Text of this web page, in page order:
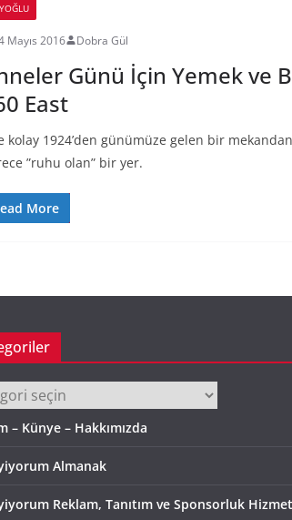
Mayıs 2016 Dobra Gül
Günü İçin Yemek ve
East
kolay 1924’den günümüze gelen bir
”ruhu olan” bir yer.
More
– Künye – Hakkımızda
Almanak
Reklam, Tanıtım ve Sponsorluk